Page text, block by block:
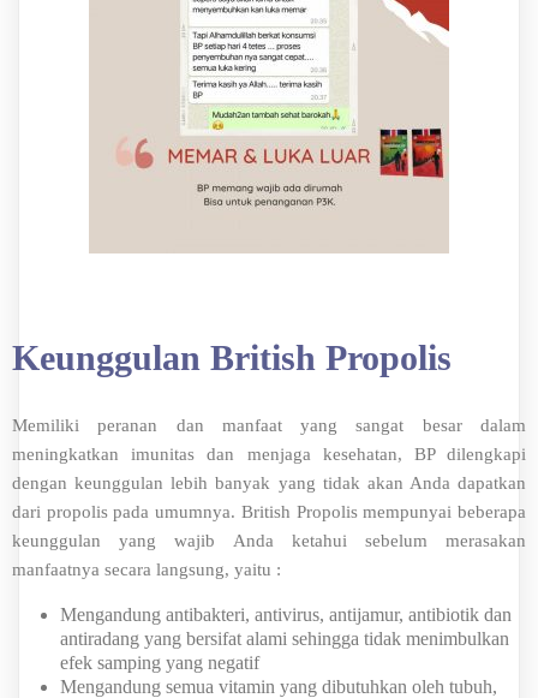
Keunggulan British Propolis
Memiliki peranan dan manfaat yang sangat besar dalam
meningkatkan imunitas dan menjaga kesehatan, BP dilengkapi
dengan keunggulan lebih banyak yang tidak akan Anda dapatkan
dari propolis pada umumnya. British Propolis mempunyai beberapa
keunggulan yang wajib Anda ketahui sebelum merasakan
manfaatnya secara langsung, yaitu :
Mengandung antibakteri, antivirus, antijamur, antibiotik dan
antiradang yang bersifat alami sehingga tidak menimbulkan
efek samping yang negatif
Mengandung semua vitamin yang dibutuhkan oleh tubuh,